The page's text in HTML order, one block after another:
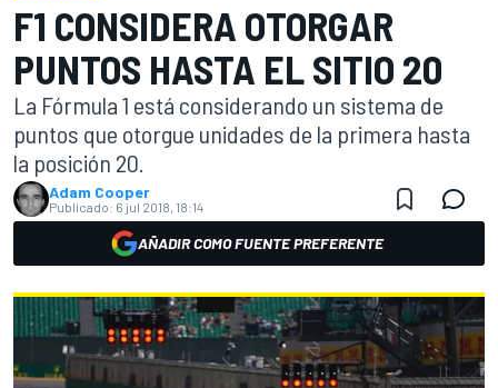
F1 CONSIDERA OTORGAR
PUNTOS HASTA EL SITIO 20
La Fórmula 1 está considerando un sistema de
puntos que otorgue unidades de la primera hasta
la posición 20.
Adam Cooper
Publicado: 6 jul 2018, 18:14
AÑADIR COMO FUENTE PREFERENTE